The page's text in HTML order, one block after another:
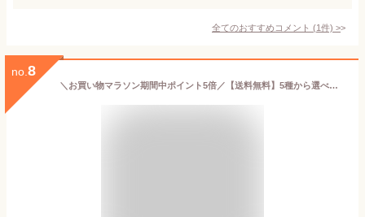
全てのおすすめコメント (1件) >
no. 8
＼お買い物マラソン期間中ポイント5倍／【送料無料】5種から選べる明太子・たらこ 食べ比べギフト 4個セット 鮭明太子 めんたいこ プレゼント ギフト 贈答 お返し 贈答品 お中元 御中元